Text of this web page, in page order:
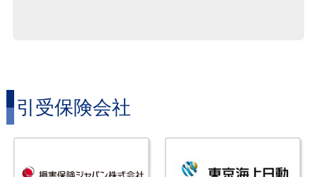
引受保険会社